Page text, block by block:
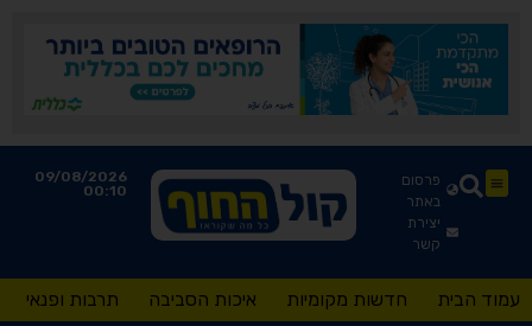
פרסום
באתר
יצירת
קשר
09/08/2026
00:10
עמוד הבית חדשות מקומיות איכות הסביבה תרבות ופנאי